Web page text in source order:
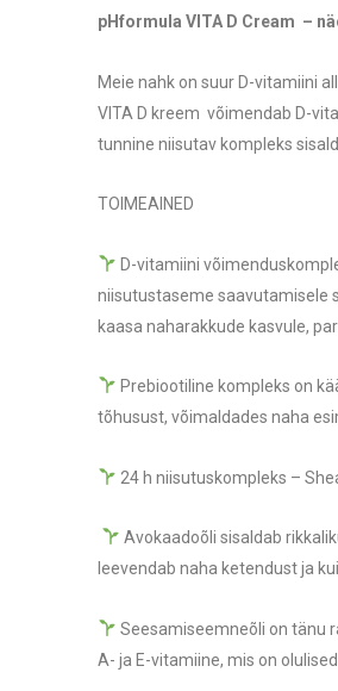
pHformula VITA D Cream –
Meie nahk on suur D-vitamiini
VITA D kreem võimendab D-
tunnine niisutav kompleks
TOIMEAINED
D-vitamiini
niisutustaseme saavutamisele
kaasa naharakkude kasvule,
Prebiootiline kompleks on
tõhusust, võimaldades naha
24 h niisutuskompleks –
Avokaadoõli sisaldab
leevendab naha ketendust ja
Seesamiseemneõli on tänu
A- ja E-vitamiine, mis on